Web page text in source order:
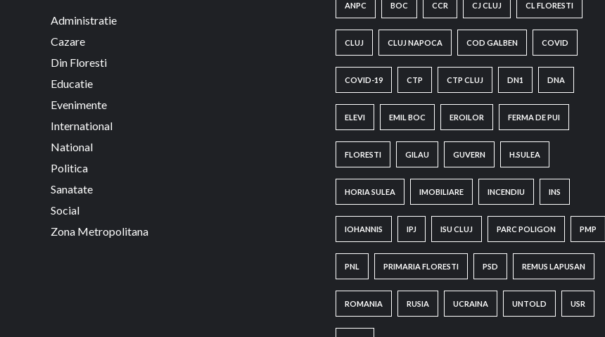
Administratie
Cazare
Din Floresti
Educatie
Evenimente
International
National
Politica
Sanatate
Social
Zona Metropolitana
ANPC BOC CCR CJ CLUJ CL FLORESTI
CLUJ CLUJ NAPOCA COD GALBEN COVID
COVID-19 CTP CTP CLUJ DN1 DNA
ELEVI EMIL BOC EROILOR FERMA DE PUI
FLORESTI GILAU GUVERN H.SULEA
HORIA SULEA IMOBILIARE INCENDIU INS
IOHANNIS IPJ ISU CLUJ PARC POLIGON PMP
PNL PRIMARIA FLORESTI PSD REMUS LAPUSAN
ROMANIA RUSIA UCRAINA UNTOLD USR